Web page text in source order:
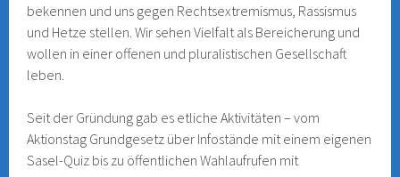
bekennen und uns gegen Rechtsextremismus, Rassismus
und Hetze stellen. Wir sehen Vielfalt als Bereicherung und
wollen in einer offenen und pluralistischen Gesellschaft
leben.
Seit der Gründung gab es etliche Aktivitäten – vom
Aktionstag Grundgesetz über Infostände mit einem eigenen
Sasel-Quiz bis zu öffentlichen Wahlaufrufen mit